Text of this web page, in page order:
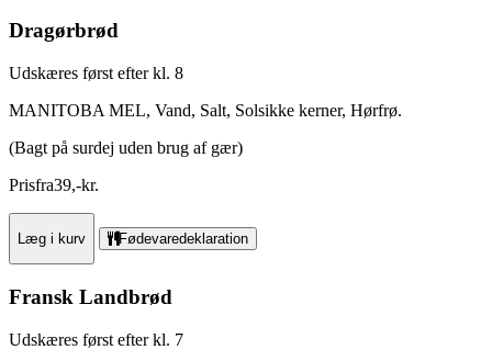
Dragørbrød
Udskæres først efter kl. 8
MANITOBA MEL, Vand, Salt, Solsikke kerner, Hørfrø.
(Bagt på surdej uden brug af gær)
Prisfra39,-kr.
Læg i kurv Fødevaredeklaration
Fransk Landbrød
Udskæres først efter kl. 7